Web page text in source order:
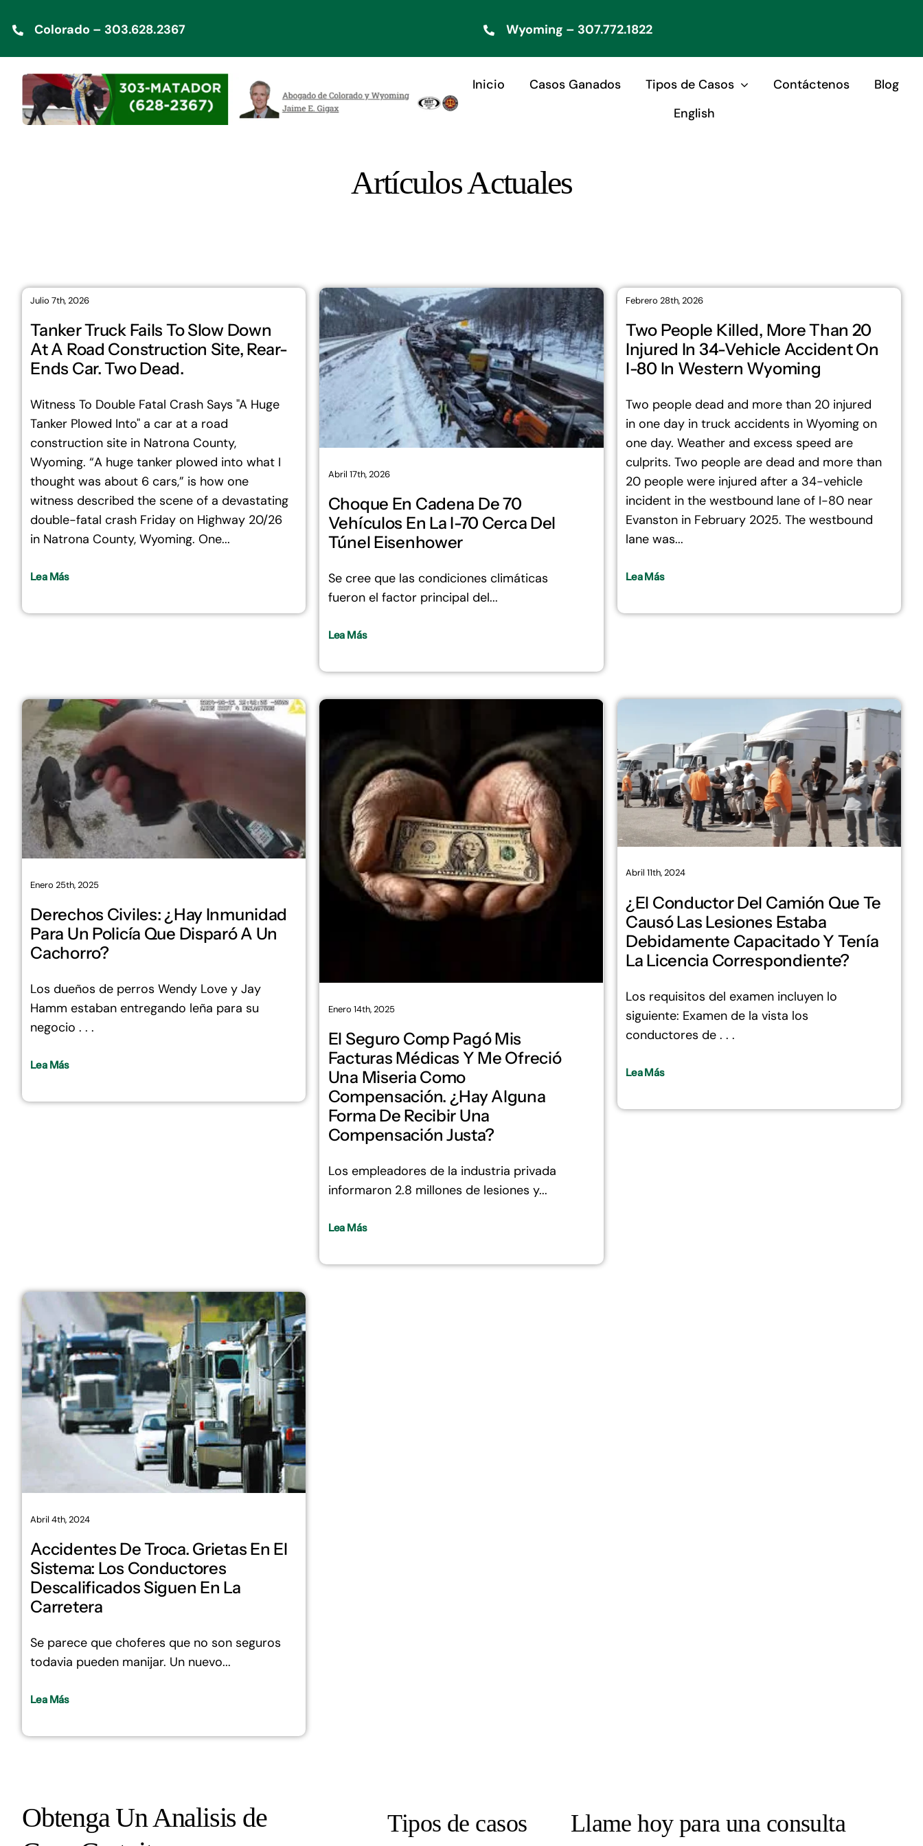
contenido
Colorado – 303.628.2367 Wyoming – 307.772.1822
Inicio Casos Ganados Tipos de Casos Contáctenos
Blog
English
Artículos Actuales
Julio 7th, 2026
Tanker Truck Fails To Slow Down
At A Road Construction Site, Rear-
Ends Car. Two Dead.
Witness To Double Fatal Crash Says "A Huge
Tanker Plowed Into" a car at a road
construction site in Natrona County,
Wyoming. “A huge tanker plowed into what I
thought was about 6 cars,” is how one
witness described the scene of a devastating
double-fatal crash Friday on Highway 20/26
in Natrona County, Wyoming. One...
Lea Más
Abril 17th, 2026
Choque En Cadena De 70
Vehículos En La I-70 Cerca Del
Túnel Eisenhower
Se cree que las condiciones climáticas
fueron el factor principal del...
Lea Más
Febrero 28th, 2026
Two People Killed, More Than 20
Injured In 34-Vehicle Accident On
I-80 In Western Wyoming
Two people dead and more than 20 injured
in one day in truck accidents in Wyoming on
one day. Weather and excess speed are
culprits. Two people are dead and more than
20 people were injured after a 34-vehicle
incident in the westbound lane of I-80 near
Evanston in February 2025. The westbound
lane was...
Lea Más
Enero 25th, 2025
Derechos Civiles: ¿Hay Inmunidad
Para Un Policía Que Disparó A Un
Cachorro?
Los dueños de perros Wendy Love y Jay
Hamm estaban entregando leña para su
negocio . . .
Lea Más
Enero 14th, 2025
El Seguro Comp Pagó Mis
Facturas Médicas Y Me Ofreció
Una Miseria Como
Compensación. ¿Hay Alguna
Forma De Recibir Una
Compensación Justa?
Los empleadores de la industria privada
informaron 2.8 millones de lesiones y...
Lea Más
Abril 11th, 2024
¿El Conductor Del Camión Que Te
Causó Las Lesiones Estaba
Debidamente Capacitado Y Tenía
La Licencia Correspondiente?
Los requisitos del examen incluyen lo
siguiente: Examen de la vista los
conductores de . . .
Lea Más
Abril 4th, 2024
Accidentes De Troca. Grietas En El
Sistema: Los Conductores
Descalificados Siguen En La
Carretera
Se parece que choferes que no son seguros
todavia pueden manijar. Un nuevo...
Lea Más
Obtenga Un Analisis de
Tipos de casos
Llame hoy para una consulta